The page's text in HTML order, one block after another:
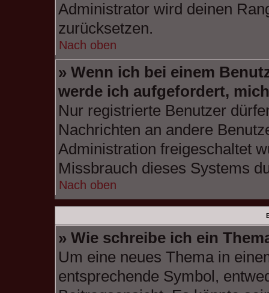
Administrator wird deinen
zurücksetzen.
Nach oben
» Wenn ich bei einem
werde ich aufgefordert,
Nur registrierte Benutzer
Nachrichten an andere
Administration freigeschaltet
Missbrauch dieses Systems
Nach oben
» Wie schreibe ich ein
Um eine neues Thema in
entsprechende Symbol,